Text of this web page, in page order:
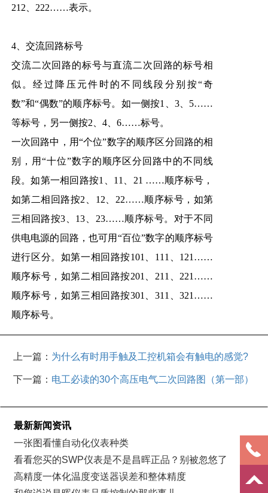
212、222……表示。
4、交流回路标号
交流二次回路的标号与直流二次回路的标号相
似。经过降压元件时的不同线段分别按“奇
数”和“偶数”的顺序标号。如一侧按1、3、5……
等标号，另一侧按2、4、6……标号。
一次回路中，用“个位”数字的顺序区分回路的相
别，用“十位”数字的顺序区分回路中的不同线
段。如第一相回路按1、11、21 ……顺序标号，
如第二相回路按2、12、22……顺序标号，如第
三相回路按3、13、23……顺序标号。对于不同
供电电源的回路，也可用“百位”数字的顺序标号
进行区分。如第一相回路按101、111、121……
顺序标号，如第二相回路按201、211、221……
顺序标号，如第三相回路按301、311、321……
顺序标号。
上一篇： 为什么有时用手触及工控机箱会有触电的感觉?
下一篇： 电工必读的30个高压电气二次回路图（第一部）
最新新闻资讯
一张图看懂自动化仪表种类
看看您买的SWP仪表是不是昌晖正品？别被忽悠了
高精度一体化温度变送器误差和整体精度